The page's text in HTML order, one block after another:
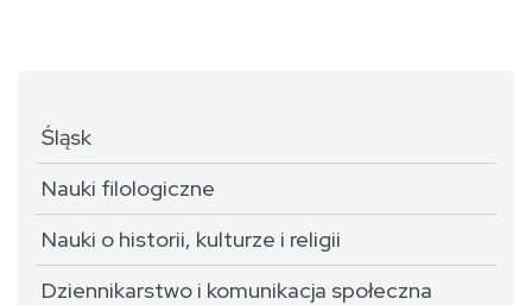
Śląsk
Nauki filologiczne
Nauki o historii, kulturze i religii
Dziennikarstwo i komunikacja społeczna